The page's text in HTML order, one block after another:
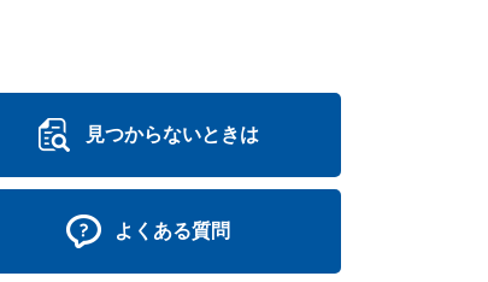
見つからないときは
よくある質問